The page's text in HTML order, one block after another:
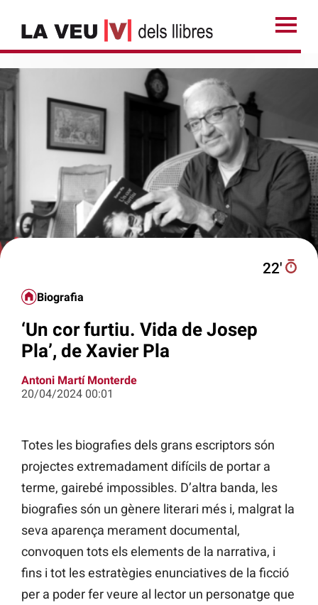
22′
Biografia
‘Un cor furtiu. Vida de Josep
Pla’, de Xavier Pla
Antoni Martí Monterde
20/04/2024 00:01
Totes les biografies dels grans escriptors són
projectes extremadament difícils de portar a
terme, gairebé impossibles. D’altra banda, les
biografies són un gènere literari més i, malgrat la
seva aparença merament documental,
convoquen tots els elements de la narrativa, i
fins i tot les estratègies enunciatives de la ficció
per a poder fer veure al lector un personatge que